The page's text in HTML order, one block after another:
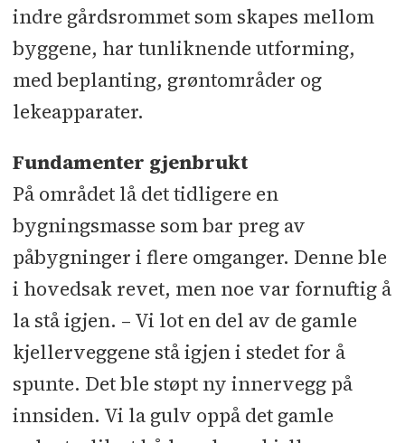
indre gårdsrommet som skapes mellom
byggene, har tunliknende utforming,
med beplanting, grøntområder og
lekeapparater.
Fundamenter gjenbrukt
På området lå det tidligere en
bygningsmasse som bar preg av
påbygninger i flere omganger. Denne ble
i hovedsak revet, men noe var fornuftig å
la stå igjen. – Vi lot en del av de gamle
kjellerveggene stå igjen i stedet for å
spunte. Det ble støpt ny innervegg på
innsiden. Vi la gulv oppå det gamle